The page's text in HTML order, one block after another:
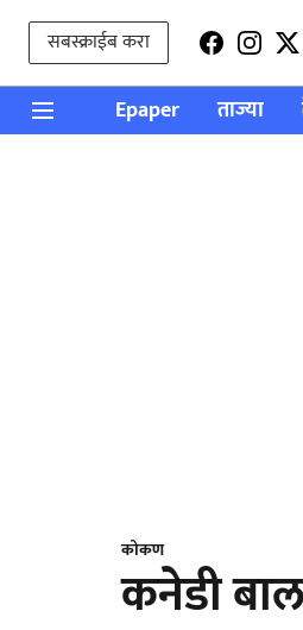
सबस्क्राईब करा
Epaper ताज्या
कोकण
कनेडी